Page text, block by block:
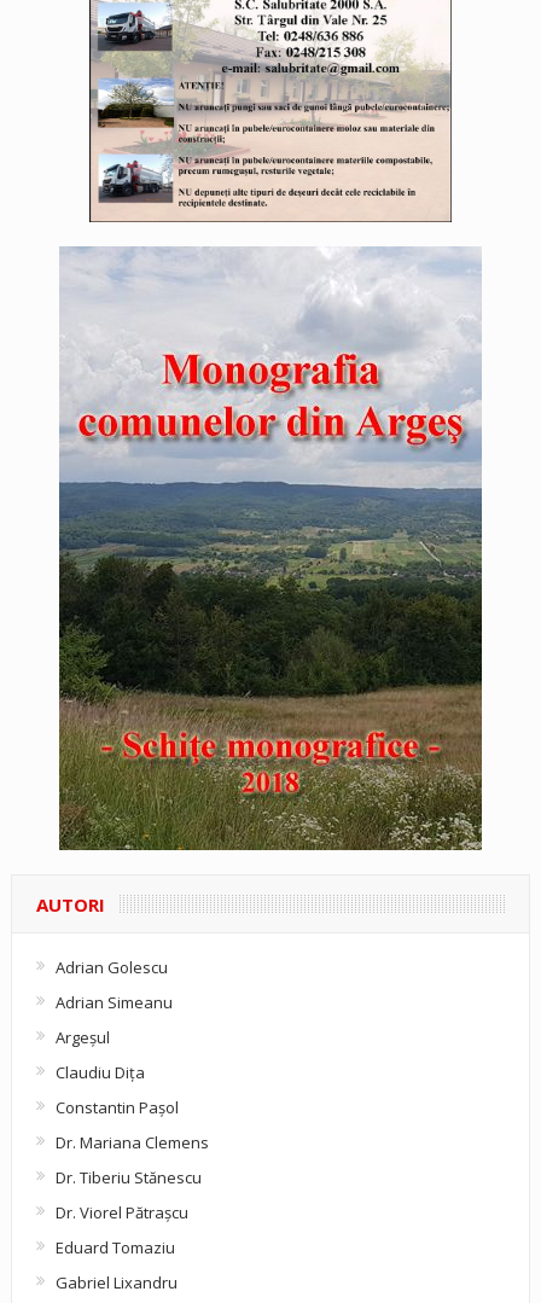
AUTORI
Adrian Golescu
Adrian Simeanu
Argeşul
Claudiu Diţa
Constantin Pașol
Dr. Mariana Clemens
Dr. Tiberiu Stănescu
Dr. Viorel Pătraşcu
Eduard Tomaziu
Gabriel Lixandru